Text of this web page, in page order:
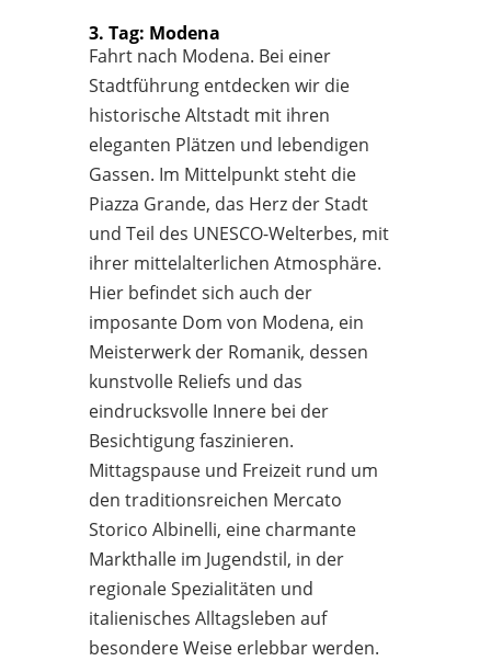
3. Tag: Modena
Fahrt nach Modena. Bei einer
Stadtführung entdecken wir die
historische Altstadt mit ihren
eleganten Plätzen und lebendigen
Gassen. Im Mittelpunkt steht die
Piazza Grande, das Herz der Stadt
und Teil des UNESCO-Welterbes, mit
ihrer mittelalterlichen Atmosphäre.
Hier befindet sich auch der
imposante Dom von Modena, ein
Meisterwerk der Romanik, dessen
kunstvolle Reliefs und das
eindrucksvolle Innere bei der
Besichtigung faszinieren.
Mittagspause und Freizeit rund um
den traditionsreichen Mercato
Storico Albinelli, eine charmante
Markthalle im Jugendstil, in der
regionale Spezialitäten und
italienisches Alltagsleben auf
besondere Weise erlebbar werden.